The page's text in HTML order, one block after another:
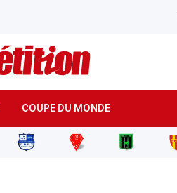
COUPE DU MONDE